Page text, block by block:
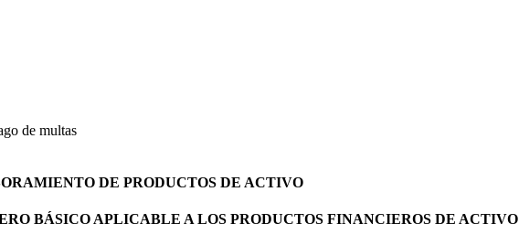
de multas
DE PRODUCTOS DE ACTIVO
BÁSICO APLICABLE A LOS PRODUCTOS FINANCIEROS DE ACTIVO